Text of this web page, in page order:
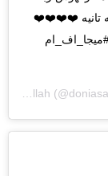
تانيه ❤️❤️❤️❤️
#ميجا_اف_ام
Donia Salah Abdallah